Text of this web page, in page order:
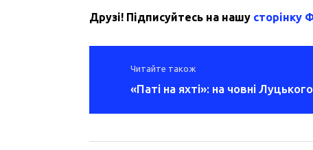
Друзі! Підписуйтесь на нашу сторінку
Читайте також
«Паті на яхті»: на човні